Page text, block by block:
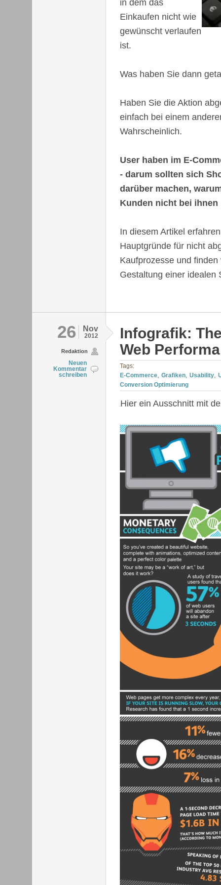
in dem das
Einkaufen nicht wie
gewünscht verlaufen
ist.
Was haben Sie dann
Haben Sie die Aktion
einfach bei einem
Wahrscheinlich.
User haben im E-
- darum sollten sich
darüber machen,
Kunden nicht bei ihnen
In diesem Artikel
Hauptgründe für nicht
Kaufprozesse und
Gestaltung einer idealen
26 Nov
2012
Redaktion
Neuen
Kommentar
schreiben
Infografik:
Web
Tags:
E-Commerce Grafiken Usability
Conversion Optimierung
Hier ein Ausschnitt mit